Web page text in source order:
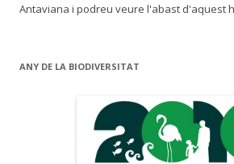
Antaviana i podreu veure l'abast d'aquest
ANY DE LA BIODIVERSITAT